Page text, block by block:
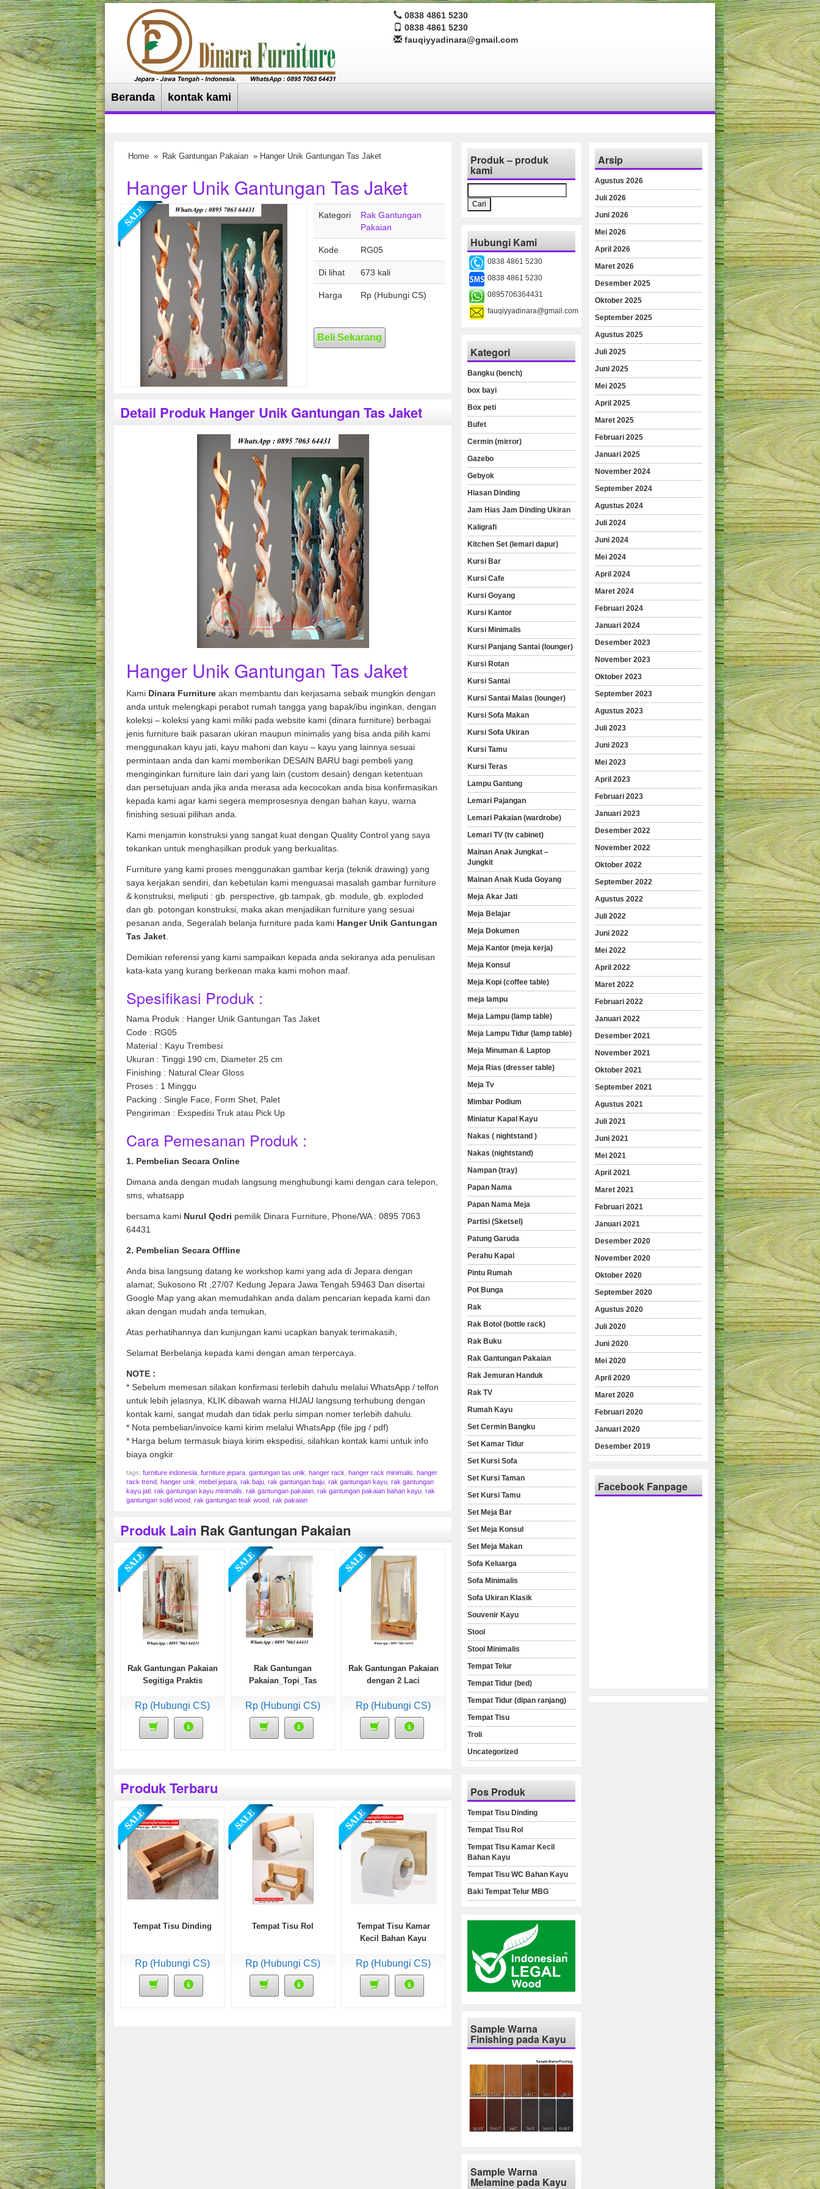
0838 4861 5230
0838 4861 5230
fauqiyyadinara@gmail.com
Beranda kontak kami
Home » Rak Gantungan Pakaian » Hanger Unik Gantungan Tas Jaket
Hanger Unik Gantungan Tas Jaket
Kategori
Rak Gantungan
Pakaian
Kode RG05
Di lihat 673 kali
Harga Rp (Hubungi CS)
Beli Sekarang
Detail Produk Hanger Unik Gantungan Tas Jaket
Hanger Unik Gantungan Tas Jaket
Kami Dinara Furniture akan membantu dan kerjasama sebaik mungkin dengan
anda untuk melengkapi perabot rumah tangga yang bapak/ibu inginkan, dengan
koleksi – koleksi yang kami miliki pada website kami (dinara furniture) berbagai
jenis furniture baik pasaran ukiran maupun minimalis yang bisa anda pilih kami
menggunakan kayu jati, kayu mahoni dan kayu – kayu yang lainnya sesuai
permintaan anda dan kami memberikan DESAIN BARU bagi pembeli yang
menginginkan furniture lain dari yang lain (custom desain) dengan ketentuan
dan persetujuan anda jika anda merasa ada kecocokan anda bisa konfirmasikan
kepada kami agar kami segera memprosesnya dengan bahan kayu, warna
finishing sesuai pilihan anda.
Kami menjamin konstruksi yang sangat kuat dengan Quality Control yang saya
tekankan untuk menghasilkan produk yang berkualitas.
Furniture yang kami proses menggunakan gambar kerja (teknik drawing) yang
saya kerjakan sendiri, dan kebetulan kami menguasai masalah gambar furniture
& konstruksi, meliputi : gb. perspective, gb.tampak, gb. module, gb. exploded
dan gb. potongan konstruksi, maka akan menjadikan furniture yang sesuai
pesanan anda, Segeralah belanja furniture pada kami Hanger Unik Gantungan
Tas Jaket.
Demikian referensi yang kami sampaikan kepada anda sekiranya ada penulisan
kata-kata yang kurang berkenan maka kami mohon maaf.
Spesifikasi Produk :
Nama Produk : Hanger Unik Gantungan Tas Jaket
Code : RG05
Material : Kayu Trembesi
Ukuran : Tinggi 190 cm, Diameter 25 cm
Finishing : Natural Clear Gloss
Proses : 1 Minggu
Packing : Single Face, Form Shet, Palet
Pengiriman : Exspedisi Truk atau Pick Up
Cara Pemesanan Produk :
1. Pembelian Secara Online
Dimana anda dengan mudah langsung menghubungi kami dengan cara telepon,
sms, whatsapp
bersama kami Nurul Qodri pemilik Dinara Furniture, Phone/WA : 0895 7063
64431
2. Pembelian Secara Offline
Anda bisa langsung datang ke workshop kami yang ada di Jepara dengan
alamat; Sukosono Rt ,27/07 Kedung Jepara Jawa Tengah 59463 Dan disertai
Google Map yang akan memudahkan anda dalam pencarian kepada kami dan
akan dengan mudah anda temukan,
Atas perhatihannya dan kunjungan kami ucapkan banyak terimakasih,
Selamat Berbelanja kepada kami dengan aman terpercaya.
NOTE :
* Sebelum memesan silakan konfirmasi terlebih dahulu melalui WhatsApp / telfon
untuk lebih jelasnya, KLIK dibawah warna HIJAU langsung terhubung dengan
kontak kami, sangat mudah dan tidak perlu simpan nomer terlebih dahulu.
* Nota pembelian/invoice kami kirim melalui WhatsApp (file jpg / pdf)
* Harga belum termasuk biaya kirim ekspedisi, silahkan kontak kami untuk info
biaya ongkir
tags: furniture indonesia furniture jepara gantungan tas unik hanger rack hanger rack minimalis
hanger
rack trend
hanger unik mebel jepara rak baju rak gantungan baju rak gantungan kayu rak gantungan
kayu jati rak gantungan kayu minimalis rak gantungan pakaian rak gantungan pakaian bahan kayu rak
gantungan solid wood rak gantungan teak wood rak pakaian
Produk Lain Rak Gantungan Pakaian
Rak Gantungan Pakaian
Segitiga Praktis
Rp (Hubungi CS)
Rak Gantungan
Pakaian_Topi_Tas
Rp (Hubungi CS)
Rak Gantungan Pakaian
dengan 2 Laci
Rp (Hubungi CS)
Produk Terbaru
Tempat Tisu Dinding
Rp (Hubungi CS)
Tempat Tisu Rol
Rp (Hubungi CS)
Tempat Tisu Kamar
Kecil Bahan Kayu
Rp (Hubungi CS)
Produk – produk
kami
untuk:
Hubungi Kami
0838 4861 5230
0838 4861 5230
0895706364431
fauqiyyadinara@gmail.com
Kategori
Bangku (bench)
box bayi
Box peti
Bufet
Cermin (mirror)
Gazebo
Gebyok
Hiasan Dinding
Jam Hias Jam Dinding Ukiran
Kaligrafi
Kitchen Set (lemari dapur)
Kursi Bar
Kursi Cafe
Kursi Goyang
Kursi Kantor
Kursi Minimalis
Kursi Panjang Santai (lounger)
Kursi Rotan
Kursi Santai
Kursi Santai Malas (lounger)
Kursi Sofa Makan
Kursi Sofa Ukiran
Kursi Tamu
Kursi Teras
Lampu Gantung
Lemari Pajangan
Lemari Pakaian (wardrobe)
Lemari TV (tv cabinet)
Mainan Anak Jungkat –
Jungkit
Mainan Anak Kuda Goyang
Meja Akar Jati
Meja Belajar
Meja Dokumen
Meja Kantor (meja kerja)
Meja Konsul
Meja Kopi (coffee table)
meja lampu
Meja Lampu (lamp table)
Meja Lampu Tidur (lamp table)
Meja Minuman & Laptop
Meja Rias (dresser table)
Meja Tv
Mimbar Podium
Miniatur Kapal Kayu
Nakas ( nightstand )
Nakas (nightstand)
Nampan (tray)
Papan Nama
Papan Nama Meja
Partisi (Sketsel)
Patung Garuda
Perahu Kapal
Pintu Rumah
Pot Bunga
Rak
Rak Botol (bottle rack)
Rak Buku
Rak Gantungan Pakaian
Rak Jemuran Handuk
Rak TV
Rumah Kayu
Set Cermin Bangku
Set Kamar Tidur
Set Kursi Sofa
Set Kursi Taman
Set Kursi Tamu
Set Meja Bar
Set Meja Konsul
Set Meja Makan
Sofa Keluarga
Sofa Minimalis
Sofa Ukiran Klasik
Souvenir Kayu
Stool
Stool Minimalis
Tempat Telur
Tempat Tidur (bed)
Tempat Tidur (dipan ranjang)
Tempat Tisu
Troli
Uncategorized
Pos Produk
Tempat Tisu Dinding
Tempat Tisu Rol
Tempat Tisu Kamar Kecil
Bahan Kayu
Tempat Tisu WC Bahan Kayu
Baki Tempat Telur MBG
Sample Warna
Finishing pada Kayu
Sample Warna
Melamine pada Kayu
Arsip
Agustus 2026
Juli 2026
Juni 2026
Mei 2026
April 2026
Maret 2026
Desember 2025
Oktober 2025
September 2025
Agustus 2025
Juli 2025
Juni 2025
Mei 2025
April 2025
Maret 2025
Februari 2025
Januari 2025
November 2024
September 2024
Agustus 2024
Juli 2024
Juni 2024
Mei 2024
April 2024
Maret 2024
Februari 2024
Januari 2024
Desember 2023
November 2023
Oktober 2023
September 2023
Agustus 2023
Juli 2023
Juni 2023
Mei 2023
April 2023
Februari 2023
Januari 2023
Desember 2022
November 2022
Oktober 2022
September 2022
Agustus 2022
Juli 2022
Juni 2022
Mei 2022
April 2022
Maret 2022
Februari 2022
Januari 2022
Desember 2021
November 2021
Oktober 2021
September 2021
Agustus 2021
Juli 2021
Juni 2021
Mei 2021
April 2021
Maret 2021
Februari 2021
Januari 2021
Desember 2020
November 2020
Oktober 2020
September 2020
Agustus 2020
Juli 2020
Juni 2020
Mei 2020
April 2020
Maret 2020
Februari 2020
Januari 2020
Desember 2019
Facebook Fanpage